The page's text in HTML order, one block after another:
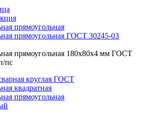
прямоугольная
прямоугольная ГОСТ 30245-03
прямоугольная 180x80x4 мм ГОСТ
пс
круглая ГОСТ
квадратная
прямоугольная